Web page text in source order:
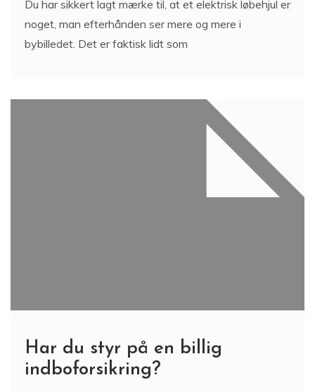
Du har sikkert lagt mærke til, at et elektrisk løbehjul er
noget, man efterhånden ser mere og mere i
bybilledet. Det er faktisk lidt som
Har du styr på en billig
indboforsikring?